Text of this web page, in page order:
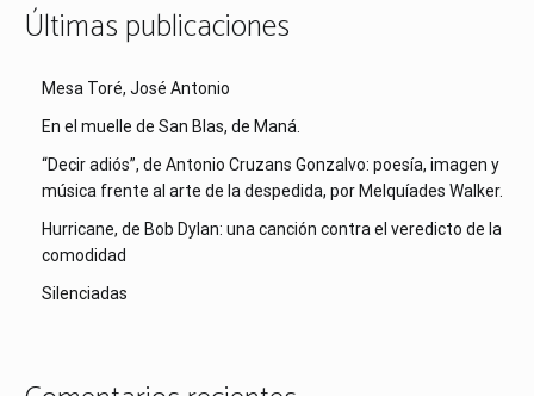
Últimas publicaciones
Mesa Toré, José Antonio
En el muelle de San Blas, de Maná.
“Decir adiós”, de Antonio Cruzans Gonzalvo: poesía, imagen y
música frente al arte de la despedida, por Melquíades Walker.
Hurricane, de Bob Dylan: una canción contra el veredicto de la
comodidad
Silenciadas